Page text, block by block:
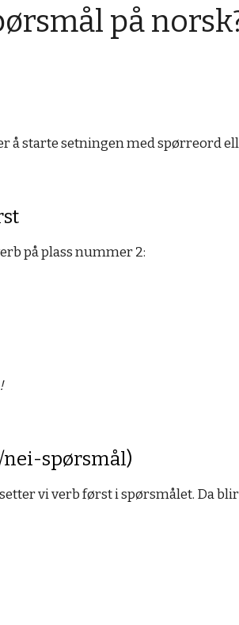
på
å starte setningen med spørreord
på plass nummer 2:
nei-spørsmål)
vi verb først i spørsmålet. Da